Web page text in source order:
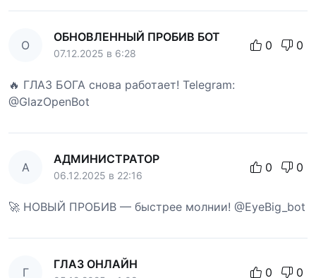
О
ОБНОВЛЕННЫЙ ПРОБИВ БОТ
07.12.2025 в 6:28
0 0
🔥 ГЛАЗ БОГА снова работает! Telegram:
@GlazOpenBot
А
АДМИНИСТРАТОР
06.12.2025 в 22:16
0 0
🚀 НОВЫЙ ПРОБИВ — быстрее молнии! @EyeBig_bot
Г
ГЛАЗ ОНЛАЙН
0 0